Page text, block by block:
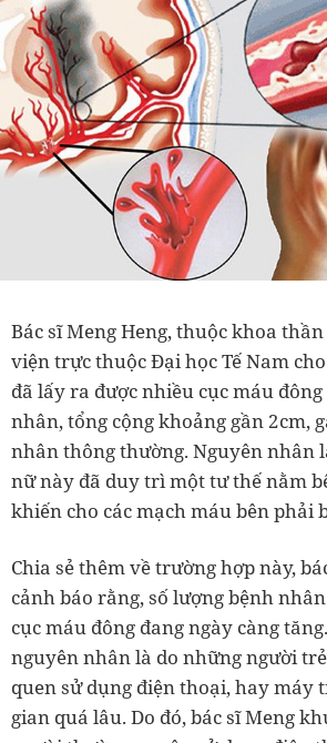
Bác sĩ Meng Heng, thuộc khoa
viện trực thuộc Đại học Tế Nam
đã lấy ra được nhiều cục máu
nhân, tổng cộng khoảng gần 2cm,
nhân thông thường. Nguyên nhân
nữ này đã duy trì một tư thế nằm
khiến cho các mạch máu bên phải
Chia sẻ thêm về trường hợp này,
cảnh báo rằng, số lượng bệnh
cục máu đông đang ngày càng
nguyên nhân là do những người
quen sử dụng điện thoại, hay máy
gian quá lâu. Do đó, bác sĩ Meng